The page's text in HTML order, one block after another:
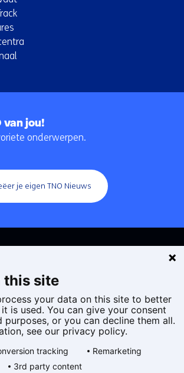
navigatie
van jou!
onderwerpen.
je eigen TNO Nieuws
this site
your data on this site to better
is used. You can give your consent
or you can decline them all.
see our privacy policy.
tracking
Remarketing
3rd party content